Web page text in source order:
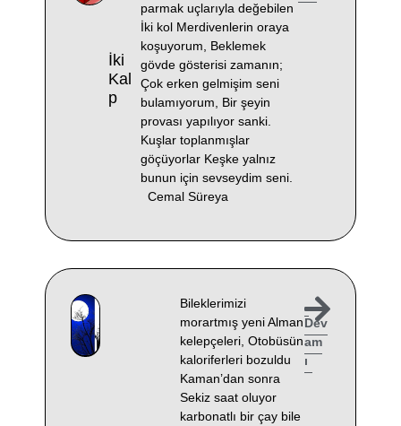
İki
Kal
P
parmak uçlarıyla değebilen
İki kol Merdivenlerin oraya
koşuyorum, Beklemek
gövde gösterisi zamanın;
Çok erken gelmişim seni
bulamıyorum, Bir şeyin
provası yapılıyor sanki.
Kuşlar toplanmışlar
göçüyorlar Keşke yalnız
bunun için sevseydim seni.
Cemal Süreya
Bileklerimizi
morartmış yeni Alman
kelepçeleri, Otobüsün
kaloriferleri bozuldu
Kaman’dan sonra
Sekiz saat oluyor
karbonatlı bir çay bile
Dev
am
ı